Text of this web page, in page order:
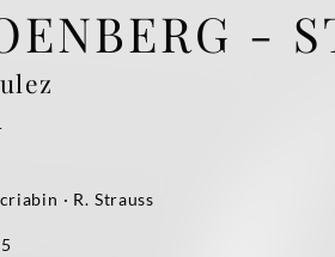
-
· R. Strauss